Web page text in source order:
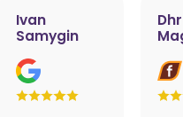
Ivan
Samygin